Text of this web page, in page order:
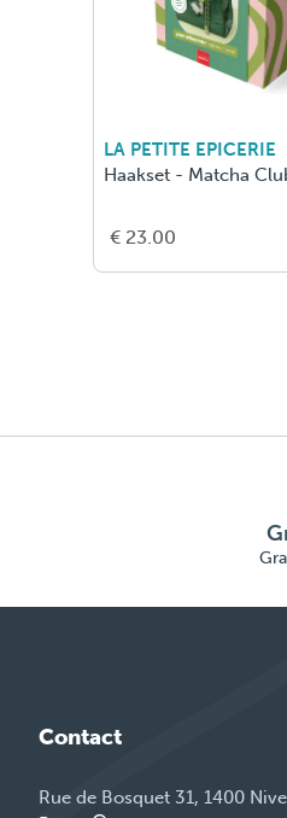
LA PETITE EPICERIE
Haakset - Matcha
€ 23.00
Contact
Rue de Bosquet 31, 1400